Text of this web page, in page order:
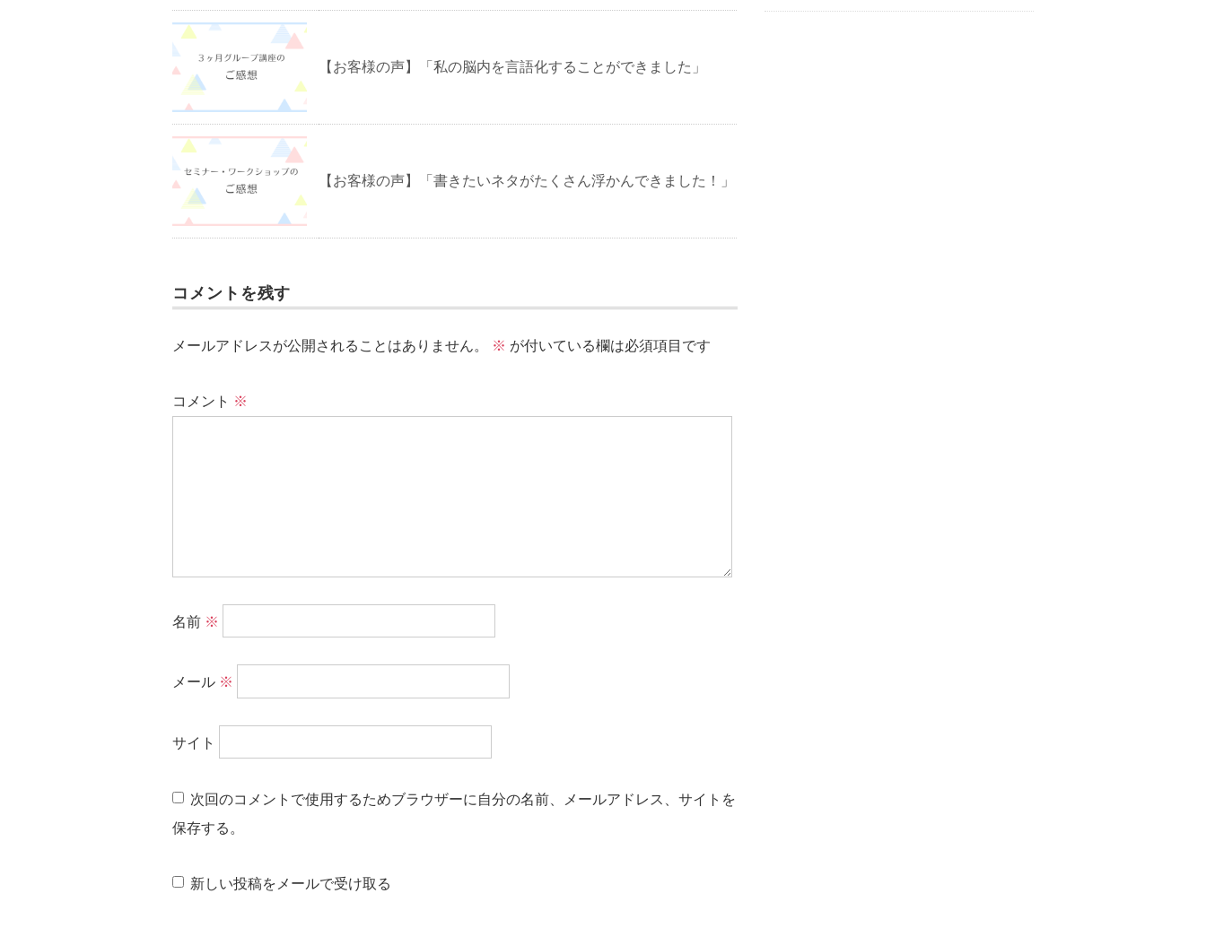
【お客様の声】「私の脳内を言語化することができました」
【お客様の声】「書きたいネタがたくさん浮かんできました！」
コメントを残す
メールアドレスが公開されることはありません。 ※ が付いている欄は必須項目です
コメント ※
名前 ※
メール ※
サイト
次回のコメントで使用するためブラウザーに自分の名前、メールアドレス、サイトを
保存する。
新しい投稿をメールで受け取る